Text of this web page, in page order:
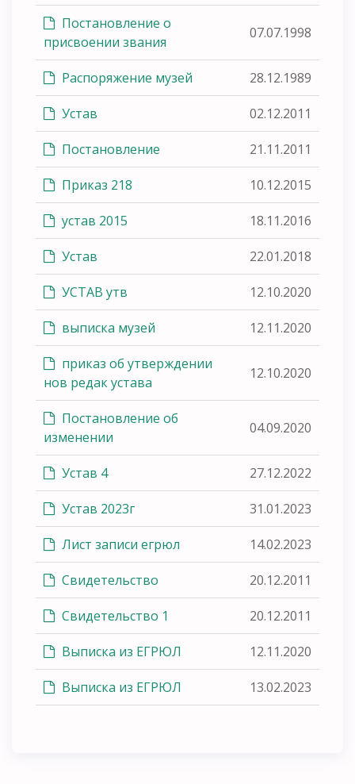
Постановление о
присвоении звания
07.07.1998
Распоряжение музей 28.12.1989
Устав 02.12.2011
Постановление 21.11.2011
Приказ 218 10.12.2015
устав 2015 18.11.2016
Устав 22.01.2018
УСТАВ утв 12.10.2020
выписка музей 12.11.2020
приказ об утверждении
нов редак устава
12.10.2020
Постановление об
изменении
04.09.2020
Устав 4 27.12.2022
Устав 2023г 31.01.2023
Лист записи егрюл 14.02.2023
Свидетельство 20.12.2011
Свидетельство 1 20.12.2011
Выписка из ЕГРЮЛ 12.11.2020
Выписка из ЕГРЮЛ 13.02.2023